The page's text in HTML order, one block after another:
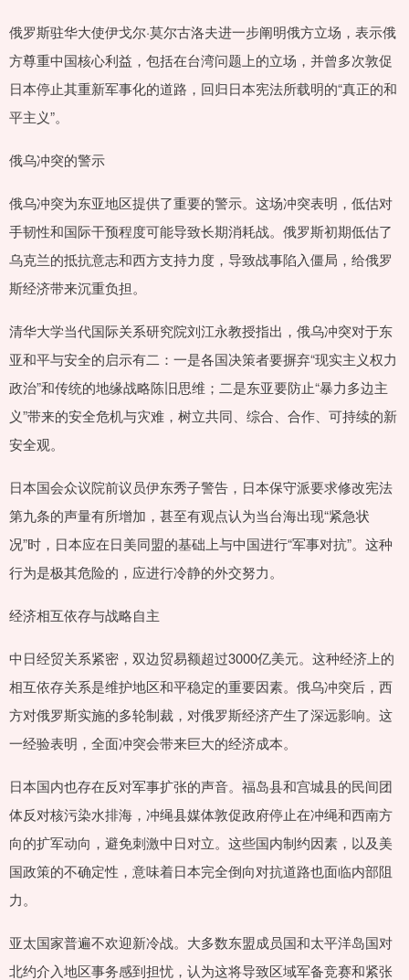
俄罗斯驻华大使伊戈尔·莫尔古洛夫进一步阐明俄方立场，表示俄
方尊重中国核心利益，包括在台湾问题上的立场，并曾多次敦促
日本停止其重新军事化的道路，回归日本宪法所载明的“真正的和
平主义”。
俄乌冲突的警示
俄乌冲突为东亚地区提供了重要的警示。这场冲突表明，低估对
手韧性和国际干预程度可能导致长期消耗战。俄罗斯初期低估了
乌克兰的抵抗意志和西方支持力度，导致战事陷入僵局，给俄罗
斯经济带来沉重负担。
清华大学当代国际关系研究院刘江永教授指出，俄乌冲突对于东
亚和平与安全的启示有二：一是各国决策者要摒弃“现实主义权力
政治”和传统的地缘战略陈旧思维；二是东亚要防止“暴力多边主
义”带来的安全危机与灾难，树立共同、综合、合作、可持续的新
安全观。
日本国会众议院前议员伊东秀子警告，日本保守派要求修改宪法
第九条的声量有所增加，甚至有观点认为当台海出现“紧急状
况”时，日本应在日美同盟的基础上与中国进行“军事对抗”。这种
行为是极其危险的，应进行冷静的外交努力。
经济相互依存与战略自主
中日经贸关系紧密，双边贸易额超过3000亿美元。这种经济上的
相互依存关系是维护地区和平稳定的重要因素。俄乌冲突后，西
方对俄罗斯实施的多轮制裁，对俄罗斯经济产生了深远影响。这
一经验表明，全面冲突会带来巨大的经济成本。
日本国内也存在反对军事扩张的声音。福岛县和宫城县的民间团
体反对核污染水排海，冲绳县媒体敦促政府停止在冲绳和西南方
向的扩军动向，避免刺激中日对立。这些国内制约因素，以及美
国政策的不确定性，意味着日本完全倒向对抗道路也面临内部阻
力。
亚太国家普遍不欢迎新冷战。大多数东盟成员国和太平洋岛国对
北约介入地区事务感到担忧，认为这将导致区域军备竞赛和紧张